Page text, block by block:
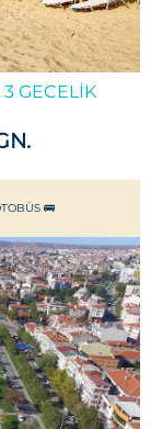
GECELIK
🚌